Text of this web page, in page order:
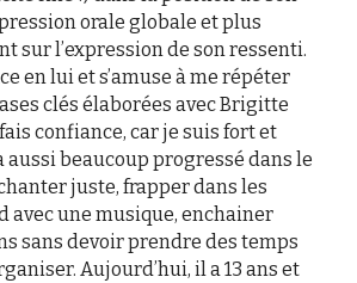
orale globale et plus
sur l’expression de son ressenti.
en lui et s’amuse à me répéter
clés élaborées avec Brigitte
confiance, car je suis fort et
aussi beaucoup progressé dans le
juste, frapper dans les
avec une musique, enchainer
sans devoir prendre des temps
Aujourd’hui, il a 13 ans et